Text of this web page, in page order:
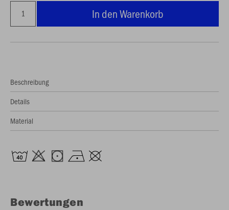
In den Warenkorb
Beschreibung
Details
Material
Bewertungen